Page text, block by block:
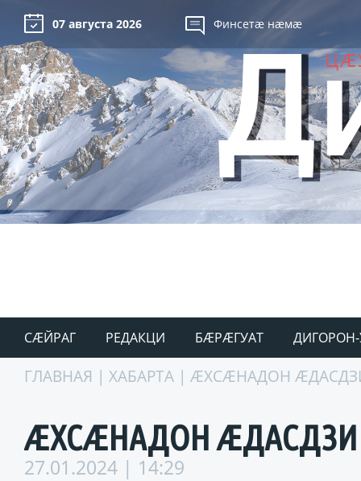
07 августа 2026 Финсетæ нæмæ
СÆЙРАГ РЕДАКЦИ БÆРÆГУАТ ДИГОРОН-
ГЛАВНАЯ | ХАБАРТА | ÆХСÆНАДОН
ÆХСÆНАДОН
27.01.2024 | 14:29